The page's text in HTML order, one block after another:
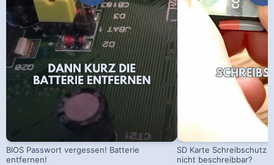
BIOS Passwort vergessen! Batterie
entfernen!
SD Karte Schreibschutz
nicht beschreibbar?